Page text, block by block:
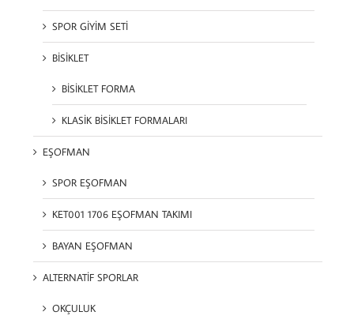
SPOR GİYİM SETİ
BİSİKLET
BİSİKLET FORMA
KLASİK BİSİKLET FORMALARI
EŞOFMAN
SPOR EŞOFMAN
KET001 1706 EŞOFMAN TAKIMI
BAYAN EŞOFMAN
ALTERNATİF SPORLAR
OKÇULUK